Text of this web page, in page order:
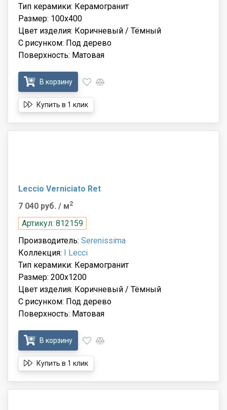
Тип керамики: Керамогранит
Размер: 100x400
Цвет изделия: Коричневый / Тёмный
С рисунком: Под дерево
Поверхность: Матовая
В корзину
Купить в 1 клик
Leccio Verniciato Ret
7 040 руб. / м2
Артикул: 812159
Производитель: Serenissima
Коллекция:
I Lecci
Тип керамики: Керамогранит
Размер: 200x1200
Цвет изделия: Коричневый / Тёмный
С рисунком: Под дерево
Поверхность: Матовая
В корзину
Купить в 1 клик